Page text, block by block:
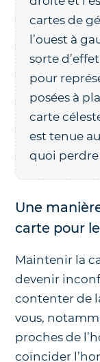
cartes de
l’ouest à
sorte
pour
posées à
carte
est tenue
quoi perdre
Une
carte pour
Maintenir la
devenir
contenter de
vous,
proches de
coïncider